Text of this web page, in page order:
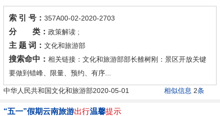
索 引 号： 357A00-02-2020-2703
分 类： 政策解读 ;
主 题 词： 文化和旅游部
搜索命中： 相关链接：文化和旅游部部长雒树刚：景区开放关键
要做到错峰、限量、预约、有序...
中华人民共和国文化和旅游部2020-05-01 相似信息 2条
“五一”假期云南旅游出行温馨提示